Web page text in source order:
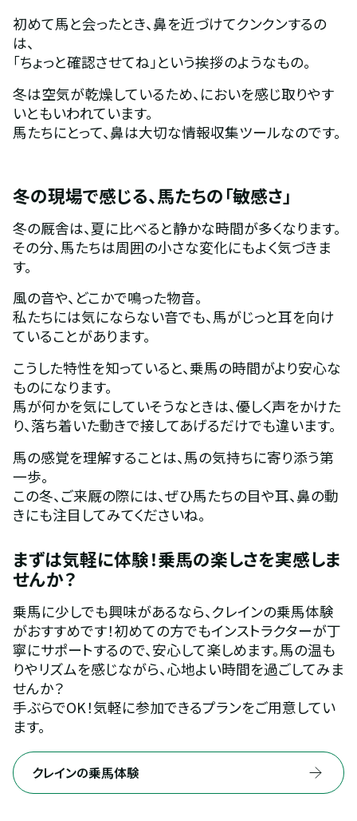
初めて馬と会ったとき、鼻を近づけてクンクンするの
は、
「ちょっと確認させてね」という挨拶のようなもの。
冬は空気が乾燥しているため、においを感じ取りやす
いともいわれています。
馬たちにとって、鼻は大切な情報収集ツールなのです。
冬の現場で感じる、馬たちの「敏感さ」
冬の厩舎は、夏に比べると静かな時間が多くなります。
その分、馬たちは周囲の小さな変化にもよく気づきま
す。
風の音や、どこかで鳴った物音。
私たちには気にならない音でも、馬がじっと耳を向け
ていることがあります。
こうした特性を知っていると、乗馬の時間がより安心な
ものになります。
馬が何かを気にしていそうなときは、優しく声をかけた
り、落ち着いた動きで接してあげるだけでも違います。
馬の感覚を理解することは、馬の気持ちに寄り添う第
一歩。
この冬、ご来厩の際には、ぜひ馬たちの目や耳、鼻の動
きにも注目してみてくださいね。
まずは気軽に体験！乗馬の楽しさを実感しま
せんか？
乗馬に少しでも興味があるなら、クレインの乗馬体験
がおすすめです！初めての方でもインストラクターが丁
寧にサポートするので、安心して楽しめます。馬の温も
りやリズムを感じながら、心地よい時間を過ごしてみま
せんか？
手ぶらでOK！気軽に参加できるプランをご用意してい
ます。
クレインの乗馬体験